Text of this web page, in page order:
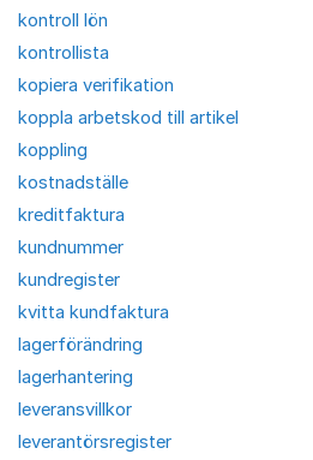
kontroll lön
kontrollista
kopiera verifikation
koppla arbetskod till artikel
koppling
kostnadställe
kreditfaktura
kundnummer
kundregister
kvitta kundfaktura
lagerförändring
lagerhantering
leveransvillkor
leverantörsregister